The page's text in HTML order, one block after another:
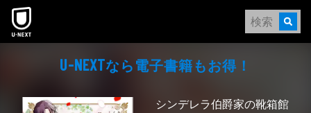
本文へスキップ
U-NEXTなら電⼦書籍もお得！
シンデレラ伯爵家の靴箱館